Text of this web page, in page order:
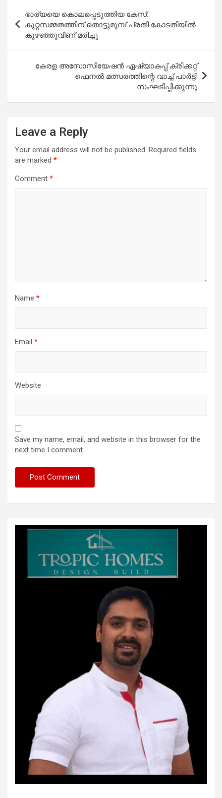
navigation
ഭാര്യയെ കൊലപ്പെടുത്തിയ കേസ്:
കുറ്റസമ്മതത്തിന് തൊട്ടുമുമ്പ് പ്രതി കോടതിയിൽ
കുഴഞ്ഞുവീണ് മരിച്ചു
കേരള അസോസിയേഷൻ ഏഷ്യാകപ്പ് ക്രിക്കറ്റ്
ഫെനൽ മത്സരത്തിന്റെ വാച്ച് പാർട്ടി
സംഘടിപ്പിക്കുന്നു
Leave a Reply
Your email address will not be published. Required fields
are marked *
Comment *
Name *
Email *
Website
Save my name, email, and website in this browser for the
next time I comment.